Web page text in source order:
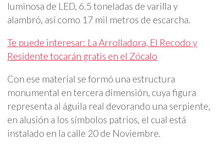
luminosa de LED, 6.5 toneladas de varilla y
alambró, así como 17 mil metros de escarcha.
Te puede interesar: La Arrolladora, El Recodo y
Residente tocarán gratis en el Zócalo
Con ese material se formó una estructura
monumental en tercera dimensión, cuya figura
representa al águila real devorando una serpiente,
en alusión a los símbolos patrios, el cual está
instalado en la calle 20 de Noviembre.